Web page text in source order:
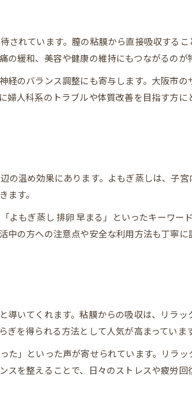
的な成分摂取
の働き
の関係性
体感とは
蒸しの特徴
のポイント
いて解説
るには
使い方
活習慣
れています。膣の粘膜から直接吸収する
緩和、美容や健康の維持にもつながるのが
のバランス調整にも寄与します。大阪市
人科系のトラブルや体質改善を目指す方に
温め効果にあります。よもぎ蒸しは、子
ます。
よもぎ蒸し 排卵 早まる」といったキーワー
の方への注意点や安全な利用方法も丁寧
いてくれます。粘膜からの吸収は、リラッ
を得られる方法として人気が高まっています
」といった声が寄せられています。リラ
を整えることで、日々のストレスや疲労回